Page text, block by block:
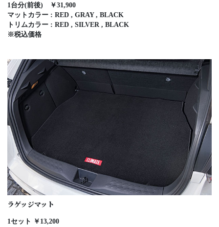
1台分(前後) ￥31,900
マットカラー : RED , GRAY , BLACK
トリムカラー : RED , SILVER , BLACK
※税込価格
ラゲッジマット
1セット ￥13,200